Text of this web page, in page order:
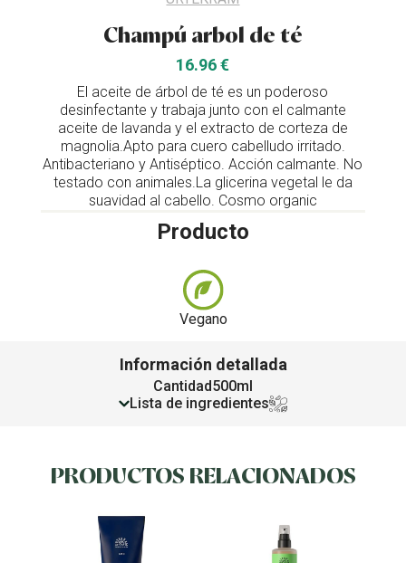
Champú arbol de té
16.96 €
El aceite de árbol de té es un poderoso
desinfectante y trabaja junto con el calmante
aceite de lavanda y el extracto de corteza de
magnolia.Apto para cuero cabelludo irritado.
Antibacteriano y Antiséptico. Acción calmante. No
testado con animales.La glicerina vegetal le da
suavidad al cabello. Cosmo organic
Producto
Vegano
Información detallada
Cantidad500ml
Lista de ingredientes
PRODUCTOS RELACIONADOS